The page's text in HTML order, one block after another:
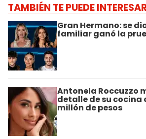
TAMBIÉN TE PUEDE
Gran Hermano: se
familiar ganó la
Antonela Roccuzzo
detalle de su cocina
millón de pesos